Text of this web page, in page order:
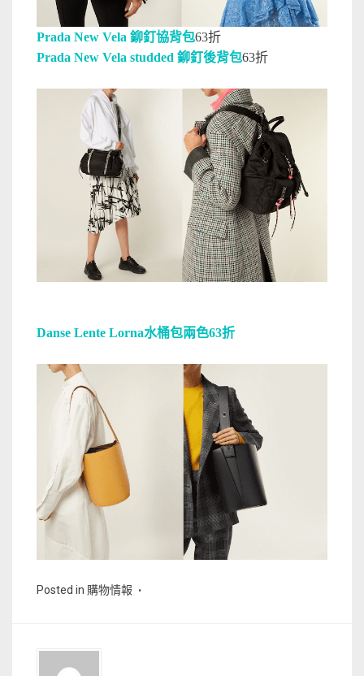
Prada New Vela 鉚釘協背包63折
Prada New Vela studded 鉚釘後背包63折
Danse Lente Lorna水桶包兩色63折
Posted in 購物情報